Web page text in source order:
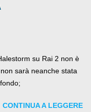
su Rai 2 non è
sarà neanche stata
CONTINUA A LEGGERE